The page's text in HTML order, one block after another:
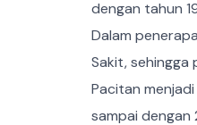
dengan tahun
Dalam
Sakit, sehingga
Pacitan
sampai dengan